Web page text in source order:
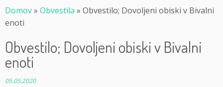
Domov» Obvestila » Obvestilo; Dovoljeni obiski v Bivalni
enoti
Obvestilo; Dovoljeni obiski v Bivalni
enoti
05.05.2020